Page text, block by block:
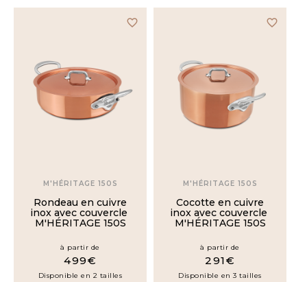
M'30
TAILLE
12cm
favorite_border
M'HÉRITAGE 150S
Rondeau en cuivre
inox avec couvercle
M'HÉRITAGE 150S
à partir de
499€
Disponible en 2 tailles
favorite_border
M'HÉRITAGE 150S
Cocotte en cuivre
inox avec couvercle
M'HÉRITAGE 150S
à partir de
291€
Disponible en 3 tailles